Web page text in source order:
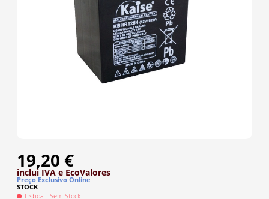
19,20 €
inclui IVA e EcoValores
Preço Exclusivo Online
STOCK
Lisboa - Sem Stock